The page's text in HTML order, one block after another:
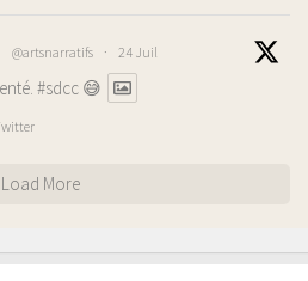
@artsnarratifs · 24 Juil
#sdcc 😅
Load More